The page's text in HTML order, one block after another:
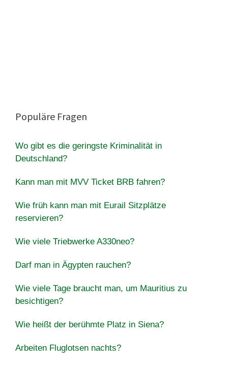
Populäre Fragen
Wo gibt es die geringste Kriminalität in
Deutschland?
Kann man mit MVV Ticket BRB fahren?
Wie früh kann man mit Eurail Sitzplätze
reservieren?
Wie viele Triebwerke A330neo?
Darf man in Ägypten rauchen?
Wie viele Tage braucht man, um Mauritius zu
besichtigen?
Wie heißt der berühmte Platz in Siena?
Arbeiten Fluglotsen nachts?